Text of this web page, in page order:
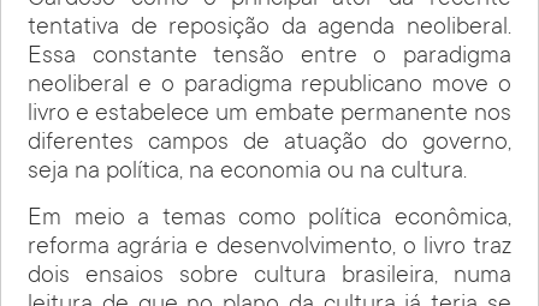
tentativa de reposição da agenda neoliberal.
Essa constante tensão entre o paradigma
neoliberal e o paradigma republicano move o
livro e estabelece um embate permanente nos
diferentes campos de atuação do governo,
seja na política, na economia ou na cultura.
Em meio a temas como política econômica,
reforma agrária e desenvolvimento, o livro traz
dois ensaios sobre cultura brasileira, numa